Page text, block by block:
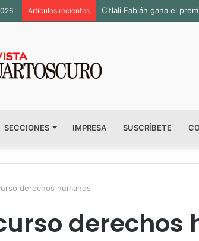
Artículos recientes Citlali Fabián gana el
SECCIONES IMPRESA SUSCRÍBETE
derechos humanos
derechos